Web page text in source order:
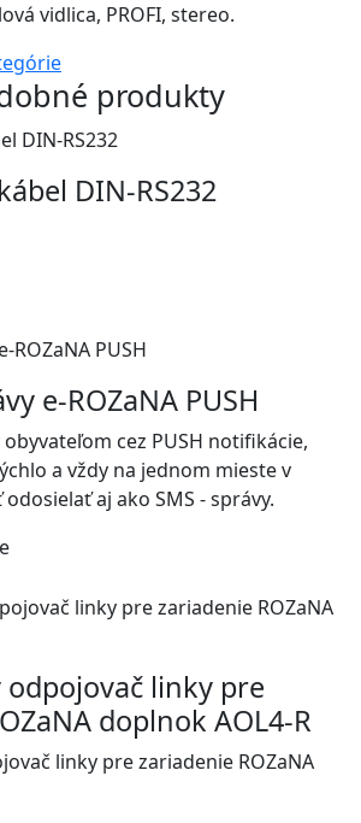
vidlica, PROFI, stereo.
produkty
DIN-RS232
e-ROZaNA PUSH
cez PUSH notifikácie,
a vždy na jednom mieste v
aj ako SMS - správy.
linky pre
doplnok AOL4-R
linky pre zariadenie ROZaNA